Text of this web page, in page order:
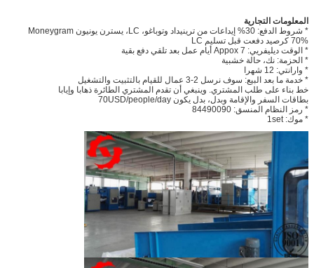
المعلومات التجارية
* شروط الدفع: 30% إيداعات من ترينيداد وتوباغو، LC، يسترن يونيون Moneygram
70% كرصيد دفعت قبل تسليم LC
* الوقت ديليفريي: Appox 7 أيام عمل بعد تلقي دفع بقية
* الحزمة: نك، حالة خشبية
* وارانتي: 12 شهرا
* خدمة ما بعد البيع: سوف نرسل 2-3 عمال للقيام بالتثبيت والتشغيل
خط بناء على طلب المشتري. وينبغي أن تقدم المشتري الطائرة ذهابا وإيابا
بطاقات السفر والإقامة وبدل، بدل يكون 70USD/people/day
* رمز النظام المنسق: 84490090
* موك: 1set